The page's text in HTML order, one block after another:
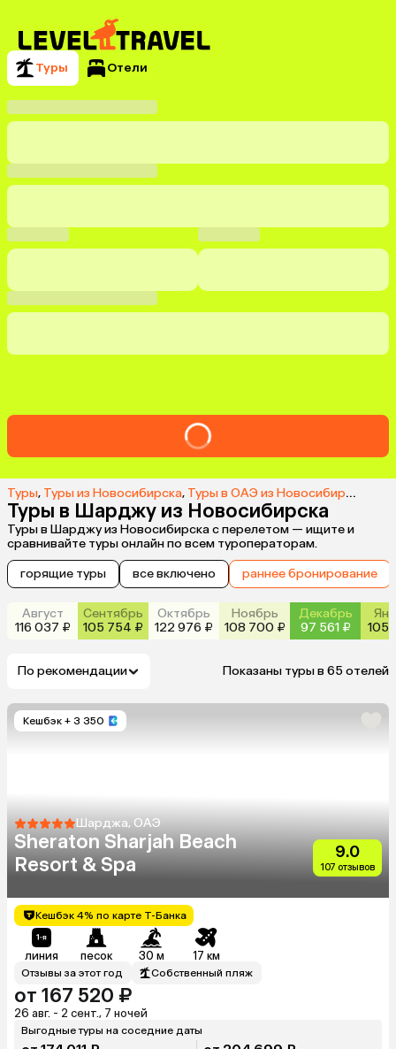
Туры Отели
Туры, Туры из Новосибирска, Туры в ОАЭ из Новосибирска
Туры в Шарджу из Новосибирска
Туры в Шарджу из Новосибирска с перелетом — ищите и
сравнивайте туры онлайн по всем туроператорам.
горящие туры
все включено раннее бронирование
Август
116 037 ₽
Сентябрь
105 754 ₽
Октябрь
122 976 ₽
Ноябрь
108 700 ₽
Декабрь
97 561 ₽
105
По рекомендации Показаны туры в 65 отелей
Кешбэк + 3 350
Шарджа, ОАЭ
Sheraton Sharjah Beach
Resort & Spa
9.0
107 отзывов
Кешбэк 4% по карте Т-Банка
линия песок 30 м 17 км
Отзывы за этот год Собственный пляж
от 167 520 ₽
26 авг. - 2 сент., 7 ночей
Выгодные туры на соседние даты